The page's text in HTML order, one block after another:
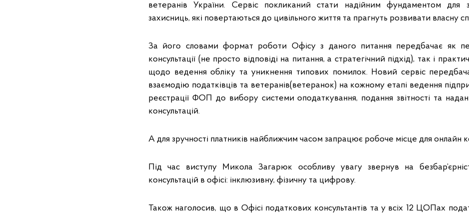
ветеранів України. Сервіс покликаний стати надійним фундаментом для
захисниць, які повертаються до цивільного життя та прагнуть розвивати власну
За його словами формат роботи Офісу з даного питання передбачає як
консультації (не просто відповіді на питання, а стратегічний підхід), так і
щодо ведення обліку та уникнення типових помилок. Новий сервіс
взаємодію податківців та ветеранів(ветеранок) на кожному етапі ведення
реєстрації ФОП до вибору системи оподаткування, подання звітності та
консультацій.
А для зручності платників найближчим часом запрацює робоче місце для онлайн
Під час виступу Микола Загарюк особливу увагу звернув на
консультацій в офісі: інклюзивну, фізичну та цифрову.
Також наголосив, що в Офісі податкових консультантів та у всіх 12 ЦОПах